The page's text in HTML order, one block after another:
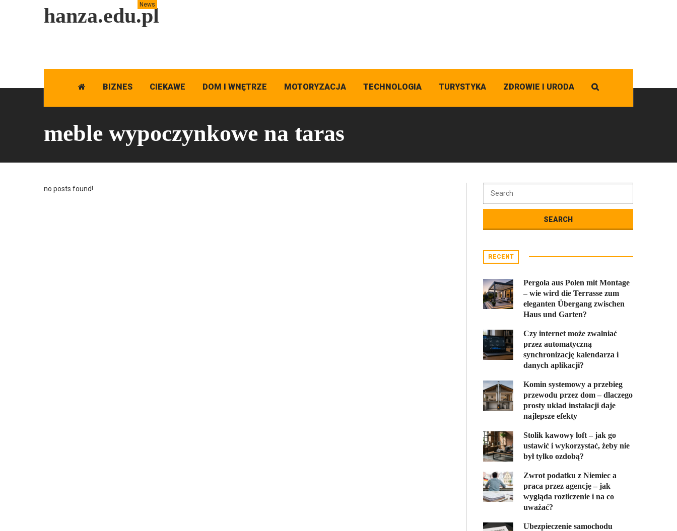
hanza.edu.pl
News
BIZNES CIEKAWE DOM I WNĘTRZE MOTORYZACJA TECHNOLOGIA TURYSTYKA ZDROWIE I URODA
meble wypoczynkowe na taras
no posts found!
RECENT
Pergola aus Polen mit Montage
– wie wird die Terrasse zum
eleganten Übergang zwischen
Haus und Garten?
Czy internet może zwalniać
przez automatyczną
synchronizację kalendarza i
danych aplikacji?
Komin systemowy a przebieg
przewodu przez dom – dlaczego
prosty układ instalacji daje
najlepsze efekty
Stolik kawowy loft – jak go
ustawić i wykorzystać, żeby nie
był tylko ozdobą?
Zwrot podatku z Niemiec a
praca przez agencję – jak
wygląda rozliczenie i na co
uważać?
Ubezpieczenie samochodu